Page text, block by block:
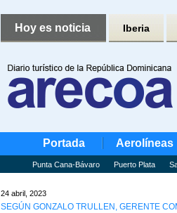
Hoy es noticia Iberia
Portada Aerolíneas
Punta Cana-Bávaro Puerto Plata
24 abril, 2023
SEGÚN GONZALO TRULLEN, GERENTE